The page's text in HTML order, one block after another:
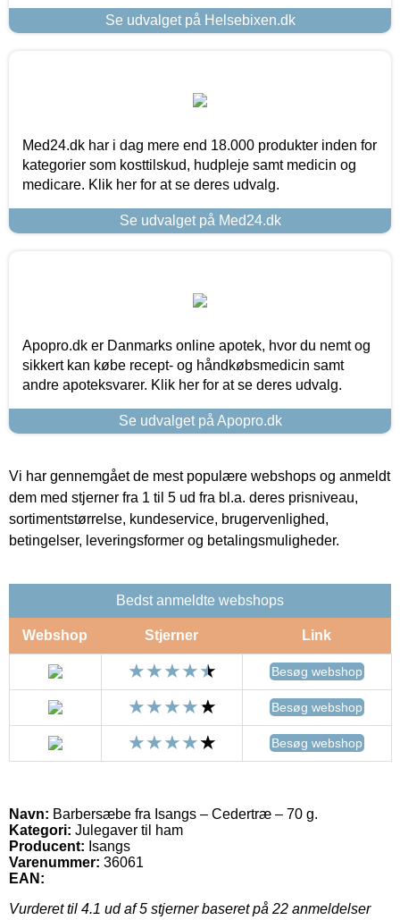
Se udvalget på Helsebixen.dk
Med24.dk har i dag mere end 18.000 produkter inden for
kategorier som kosttilskud, hudpleje samt medicin og
medicare. Klik her for at se deres udvalg.
Se udvalget på Med24.dk
Apopro.dk er Danmarks online apotek, hvor du nemt og
sikkert kan købe recept- og håndkøbsmedicin samt
andre apoteksvarer. Klik her for at se deres udvalg.
Se udvalget på Apopro.dk
Vi har gennemgået de mest populære webshops og anmeldt
dem med stjerner fra 1 til 5 ud fra bl.a. deres prisniveau,
sortimentstørrelse, kundeservice, brugervenlighed,
betingelser, leveringsformer og betalingsmuligheder.
Bedst anmeldte webshops
Webshop Stjerner Link
Besøg webshop
Besøg webshop
Besøg webshop
Navn: Barbersæbe fra Isangs – Cedertræ – 70 g.
Kategori: Julegaver til ham
Producent: Isangs
Varenummer: 36061
EAN:
Vurderet til 4.1 ud af 5 stjerner baseret på 22 anmeldelser